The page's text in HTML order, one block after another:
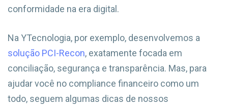
conformidade na era digital.
Na YTecnologia, por exemplo, desenvolvemos a
solução PCI-Recon, exatamente focada em
conciliação, segurança e transparência. Mas, para
ajudar você no compliance financeiro como um
todo, seguem algumas dicas de nossos